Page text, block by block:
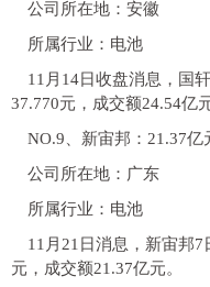
公司所在地：安徽
所属行业：电池
11月14日收盘消息，国
37.770元，成交额24.54亿元
NO.9、新宙邦：21.37亿
公司所在地：广东
所属行业：电池
11月21日消息，新宙邦7
元，成交额21.37亿元。